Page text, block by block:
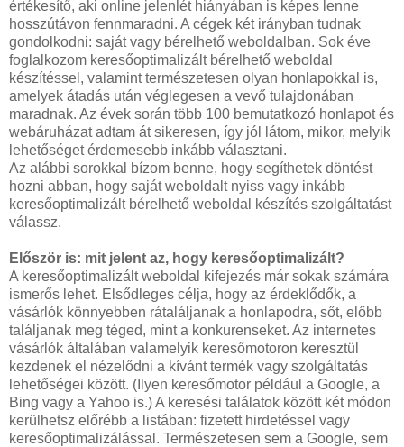
értékesítő, aki online jelenlét hiányában is képes lenne
hosszútávon fennmaradni. A cégek két irányban tudnak
gondolkodni: saját vagy bérelhető weboldalban. Sok éve
foglalkozom keresőoptimalizált bérelhető weboldal
készítéssel, valamint természetesen olyan honlapokkal is,
amelyek átadás után véglegesen a vevő tulajdonában
maradnak. Az évek során több 100 bemutatkozó honlapot és
webáruházat adtam át sikeresen, így jól látom, mikor, melyik
lehetőséget érdemesebb inkább választani.
Az alábbi sorokkal bízom benne, hogy segíthetek döntést
hozni abban, hogy saját weboldalt nyiss vagy inkább
keresőoptimalizált bérelhető weboldal készítés szolgáltatást
válassz.
Először is: mit jelent az, hogy keresőoptimalizált?
A keresőoptimalizált weboldal kifejezés már sokak számára
ismerős lehet. Elsődleges célja, hogy az érdeklődők, a
vásárlók könnyebben rátaláljanak a honlapodra, sőt, előbb
találjanak meg téged, mint a konkurenseket. Az internetes
vásárlók általában valamelyik keresőmotoron keresztül
kezdenek el nézelődni a kívánt termék vagy szolgáltatás
lehetőségei között. (Ilyen keresőmotor például a Google, a
Bing vagy a Yahoo is.) A keresési találatok között két módon
kerülhetsz előrébb a listában: fizetett hirdetéssel vagy
keresőoptimalizálással. Természetesen sem a Google, sem